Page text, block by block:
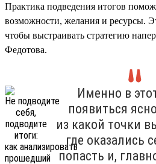
Практика подведения итогов
возможности, желания и ресурсы.
чтобы выстраивать стратегию
Федотова.
Именно в
появиться
из какой точки
где оказались
попасть и,